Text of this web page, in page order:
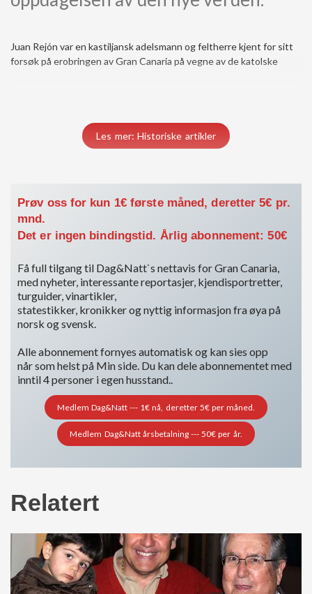
Juan Rejón var en kastiljansk adelsmann og feltherre kjent for sitt
forsøk på erobringen av Gran Canaria på vegne av de katolske
monarkene på slutten av 1400-tallet, og han regnes som
Les mer: Historiske artikler
Prøv oss for kun 1€ første måned, deretter 5€ pr.
mnd.
Det er ingen bindingstid. Årlig abonnement: 50€
Få full tilgang til Dag&Natt`s nettavis for Gran Canaria,
med nyheter, interessante reportasjer, kjendisportretter,
turguider, vinartikler,
statestikker, kronikker og nyttig informasjon fra øya på
norsk og svensk.
Alle abonnement fornyes automatisk og kan sies opp
når som helst på Min side. Du kan dele abonnementet med
inntil 4 personer i egen husstand..
Medlem Dag&Natt --- 1€ nå, deretter 5€ per måned.
Medlem Dag&Natt årsbetalning --- 50€ per år.
Relatert